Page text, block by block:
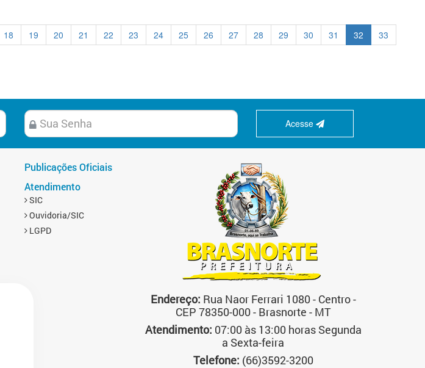
18 19 20 21 22 23 24 25 26 27 28 29 30 31 32
33
Acesse
Publicações Oficiais
Atendimento
SIC
Ouvidoria/SIC
LGPD
Endereço: Rua Naor Ferrari 1080 - Centro -
CEP 78350-000 - Brasnorte - MT
Atendimento: 07:00 às 13:00 horas Segunda
a Sexta-feira
Telefone: (66)3592-3200